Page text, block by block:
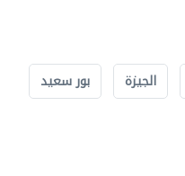
الجيزة بور سعيد